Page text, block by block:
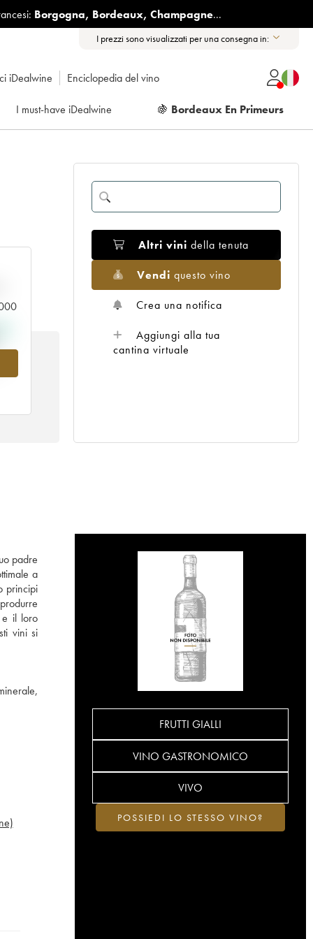
Borgogna, Bordeaux, Champagne...
I prezzi sono visualizzati per una consegna in:
iDealwine Enciclopedia del vino
I must-have iDealwine 🍇 Bordeaux En Primeurs
Altri vini della tenuta
Vendi questo vino
Crea una notifica
Aggiungi alla tua
cantina virtuale
padre
a
principi
e il loro
vini si
FRUTTI GIALLI
VINO GASTRONOMICO
VIVO
POSSIEDI LO STESSO VINO?